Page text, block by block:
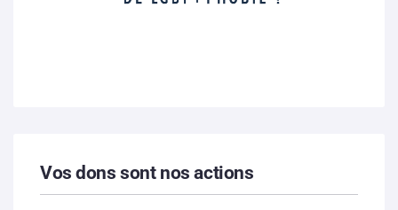
Vos dons sont nos actions